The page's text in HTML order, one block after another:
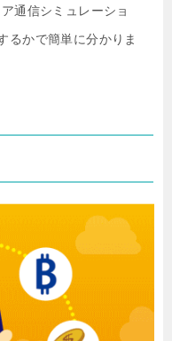
通信シミュレーショ
るかで簡単に分かりま